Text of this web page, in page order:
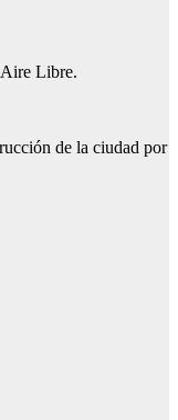
Aire Libre.
de la ciudad por